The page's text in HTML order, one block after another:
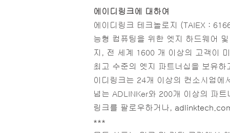
에이디링크에 대하여
에이디링크 테크놀로지 (TAIEX :
능형 컴퓨팅을 위한 엣지 하드웨어
지, 전 세계 1600 개 이상의 고객이
최고 수준의 엣지 파트너십을 보유
이디링크는 24개 이상의 컨소시엄
넘는 ADLINKer와 200개 이상의 파
링크를 팔로우하거나,
***